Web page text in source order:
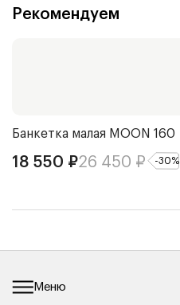
Рекомендуем
Банкетка малая MOON 160
18 550 ₽26 450 ₽ -30%
Меню